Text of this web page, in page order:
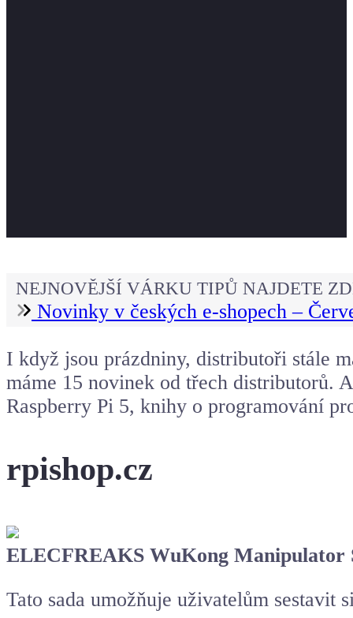
NEJNOVĚJŠÍ VÁRKU TIPŮ NAJDETE
Novinky v českých e-shopech –
I když jsou prázdniny, distributoři stále
máme 15 novinek od třech distributorů.
Raspberry Pi 5, knihy o programování
rpishop.cz
ELECFREAKS WuKong Manipulator
Tato sada umožňuje uživatelům